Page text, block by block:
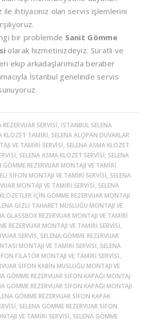
ile ihtiyacınız olan servis işlemlerini
bir problemde Sanit Gömme
olarak hizmetinizdeyiz. Süratli ve
ekip arkadaşlarımızla beraber
İstanbul genelinde servis
SERVISI, ISTANBUL SELENA
KLOZET TAMIRI, SELENA ALÇIPAN DUVARLAR
VE TAMIRI SERVISI, SELENA ASMA KLOZET
SELENA ASMA KLOZET SERVISI, SELENA
REZERVUAR MONTAJI VE TAMIRI
SIFON MONTAJI VE TAMIRI SERVISI, SELENA
MONTAJI VE TAMIRI SERVISI, SELENA
IÇIN GÖMME REZERVUAR MONTAJI
GIZLI TAHARET MUSLUĞU MONTAJI VE
GLASSBOX REZERVUAR MONTAJI VE TAMIRI
REZERVUAR MONTAJI VE TAMIRI SERVISI,
SERVIS, SELENA GÖMME REZERVUAR
MONTAJI VE TAMIRI SERVISI, SELENA
FILATÖR MONTAJI VE TAMIRI SERVISI,
SIFON KABIN MUSLUĞU MONTAJI VE
GÖMME REZERVUAR SIFON KAPAĞI MONTAJ
GÖMME REZERVUAR SIFON KAPAĞI MONTAJI
GÖMME REZERVUAR SIFON KAPAK
SELENA GÖMME REZERVUAR SIFON
VE TAMIRI SERVISI, SELENA GÖMME